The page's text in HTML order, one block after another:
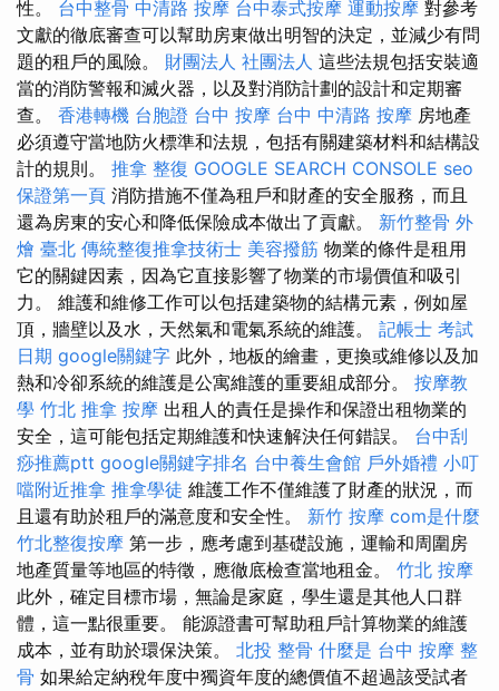
性。 台中整骨 中清路 按摩 台中泰式按摩 運動按摩 對參考
文獻的徹底審查可以幫助房東做出明智的決定，並減少有問
題的租戶的風險。 財團法人 社團法人 這些法規包括安裝適
當的消防警報和滅火​​器，以及對消防計劃的設計和定期審
查。 香港轉機 台胞證 台中 按摩 台中 中清路 按摩 房地產
必須遵守當地防火標準和法規，包括有關建築材料和結構設
計的規則。 推拿 整復 GOOGLE SEARCH CONSOLE seo
保證第一頁 消防措施不僅為租戶和財產的安全服務，而且
還為房東的安心和降低保險成本做出了貢獻。 新竹整骨 外
燴 臺北 傳統整復推拿技術士 美容撥筋 物業的條件是租用
它的關鍵因素，因為它直接影響了物業的市場價值和吸引
力。 維護和維修工作可以包括建築物的結構元素，例如屋
頂，牆壁以及水，天然氣和電氣系統的維護。 記帳士 考試
日期 google關鍵字 此外，地板的繪畫，更換或維修以及加
熱和冷卻系統的維護是公寓維護的重要組成部分。 按摩教
學 竹北 推拿 按摩 出租人的責任是操作和保證出租物業的
安全，這可能包括定期維護和快速解決任何錯誤。 台中刮
痧推薦ptt google關鍵字排名 台中養生會館 戶外婚禮 小叮
噹附近推拿 推拿學徒 維護工作不僅維護了財產的狀況，而
且還有助於租戶的滿意度和安全性。 新竹 按摩 com是什麼
竹北整復按摩 第一步，應考慮到基礎設施，運輸和周圍房
地產質量等地區的特徵，應徹底檢查當地租金。 竹北 按摩
此外，確定目標市場，無論是家庭，學生還是其他人口群
體，這一點很重要。 能源證書可幫助租戶計算物業的維護
成本，並有助於環保決策。 北投 整骨 什麼是 台中 按摩 整
骨 如果給定納稅年度中獨資年度的總價值不超過該受試者